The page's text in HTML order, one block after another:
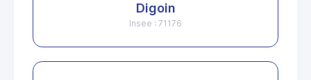
Digoin
Insee : 71176